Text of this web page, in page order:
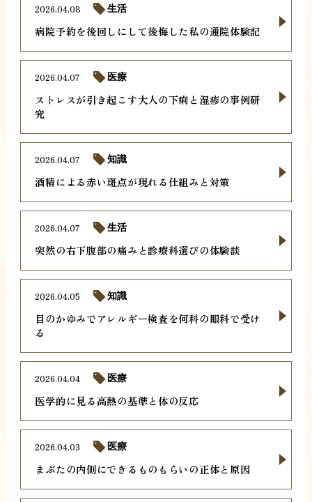
病院予約を後回しにして後悔した私の通院体験記
2026.04.08 生活
ストレスが引き起こす大人の下痢と湿疹の事例研
究
2026.04.07 医療
酒精による赤い斑点が現れる仕組みと対策
2026.04.07 知識
突然の右下腹部の痛みと診療科選びの体験談
2026.04.07 生活
目のかゆみでアレルギー検査を何科の眼科で受け
る
2026.04.05 知識
医学的に見る高熱の基準と体の反応
2026.04.04 医療
まぶたの内側にできるものもらいの正体と原因
2026.04.03 医療